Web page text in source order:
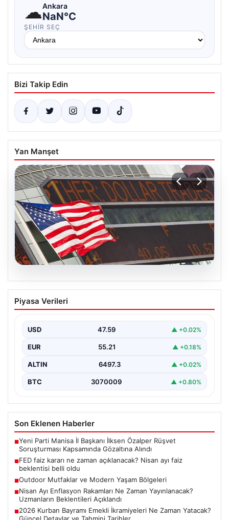
☁Ankara
NaN°C
ŞEHIR SEÇ
Bizi Takip Edin
Yan Manşet
05.08.2026
FED faiz kararı ne zaman açıklanacak?
Nisan ayı faiz beklentisi belli oldu
Piyasa Verileri
USD 47.59 ▲ +0.02%
EUR 55.21 ▲ +0.18%
ALTIN 6497.3 ▲ +0.02%
BTC 3070009 ▲ +0.80%
Son Eklenen Haberler
■Yeni Parti Manisa İl Başkanı İlksen Özalper Rüşvet
Soruşturması Kapsamında Gözaltına Alındı
■FED faiz kararı ne zaman açıklanacak? Nisan ayı faiz
beklentisi belli oldu
■Outdoor Mutfaklar ve Modern Yaşam Bölgeleri
■Nisan Ayı Enflasyon Rakamları Ne Zaman Yayınlanacak?
Uzmanların Beklentileri Açıklandı
■2026 Kurban Bayramı Emekli İkramiyeleri Ne Zaman Yatacak?